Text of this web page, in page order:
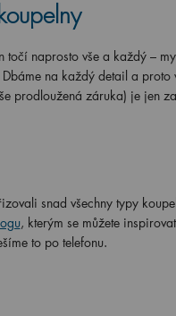
točí naprosto vše a každý –
na každý detail a
prodloužená záruka) je jen
snad všechny typy
, kterým se můžete
to po telefonu.